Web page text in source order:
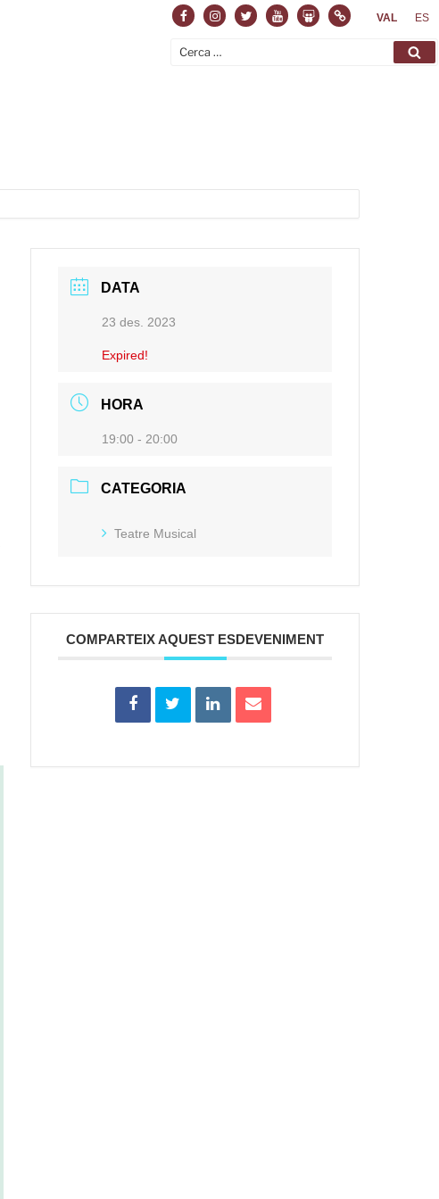
FacebookInstagram
TwitterYoutubeSlideshare
NormasVAL ES
Cerca:
DATA
23 des. 2023
Expired!
HORA
19:00 - 20:00
CATEGORIA
Teatre Musical
COMPARTEIX AQUEST ESDEVENIMENT